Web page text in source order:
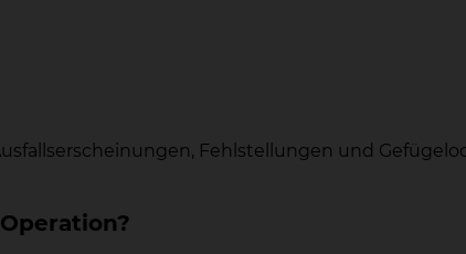
Fehlstellungen und